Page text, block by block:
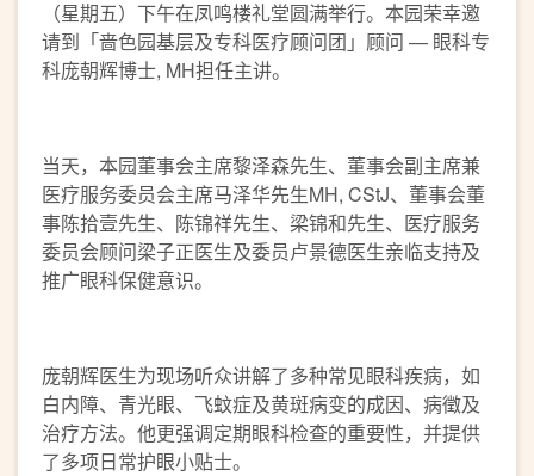
（星期五）下午在凤鸣楼礼堂圆满举行。本园荣幸邀
请到「啬色园基层及专科医疗顾问团」顾问 — 眼科专
科庞朝辉博士, MH担任主讲。
当天，本园董事会主席黎泽森先生、董事会副主席兼
医疗服务委员会主席马泽华先生MH, CStJ、董事会董
事陈拾壹先生、陈锦祥先生、梁锦和先生、医疗服务
委员会顾问梁子正医生及委员卢景德医生亲临支持及
推广眼科保健意识。
庞朝辉医生为现场听众讲解了多种常见眼科疾病，如
白内障、青光眼、飞蚊症及黄斑病变的成因、病徵及
治疗方法。他更强调定期眼科检查的重要性，并提供
了多项日常护眼小贴士。